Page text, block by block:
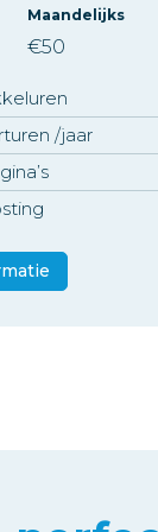
Maandelijks
€50
/jaar